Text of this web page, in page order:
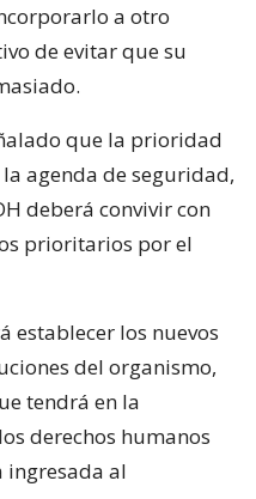
a otro
de evitar que su
que la prioridad
agenda de seguridad,
deberá convivir con
prioritarios por el
establecer los nuevos
del organismo,
tendrá en la
derechos humanos
ingresada al